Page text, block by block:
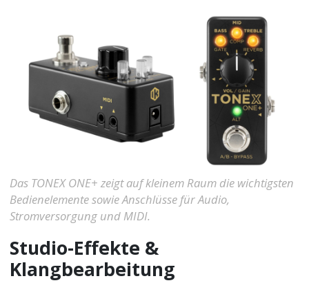
Das TONEX ONE+ zeigt auf kleinem Raum die wichtigsten
Bedienelemente sowie Anschlüsse für Audio,
Stromversorgung und MIDI.
Studio-Effekte &
Klangbearbeitung